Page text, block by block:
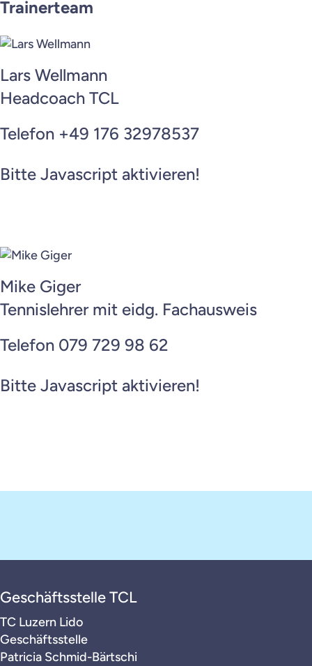
Trainerteam
Lars Wellmann
Headcoach TCL
Telefon +49 176 32978537
Bitte Javascript aktivieren!
Mike Giger
Tennislehrer mit eidg. Fachausweis
Telefon 079 729 98 62
Bitte Javascript aktivieren!
Geschäftsstelle TCL
TC Luzern Lido
Geschäftsstelle
Patricia Schmid-Bärtschi